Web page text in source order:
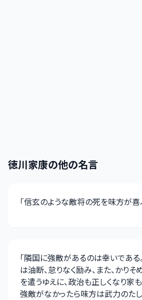
徳川家康の他の名言
「信玄のような敵将の死を味方が
「隣国に強敵があるのは幸いである
は油断、怠りなく励み、また、かり
を遣うゆえに、政治も正しくなり家
強敵がなかったら味方は武力のた